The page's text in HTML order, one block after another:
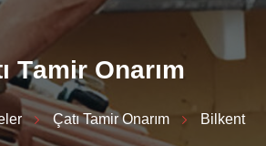
ı Tamir Onarım
Çatı Tamir Onarım
Bilkent